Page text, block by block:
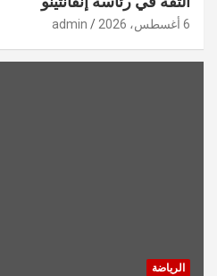
6 أغسطس، 2026 admin
الرياضة